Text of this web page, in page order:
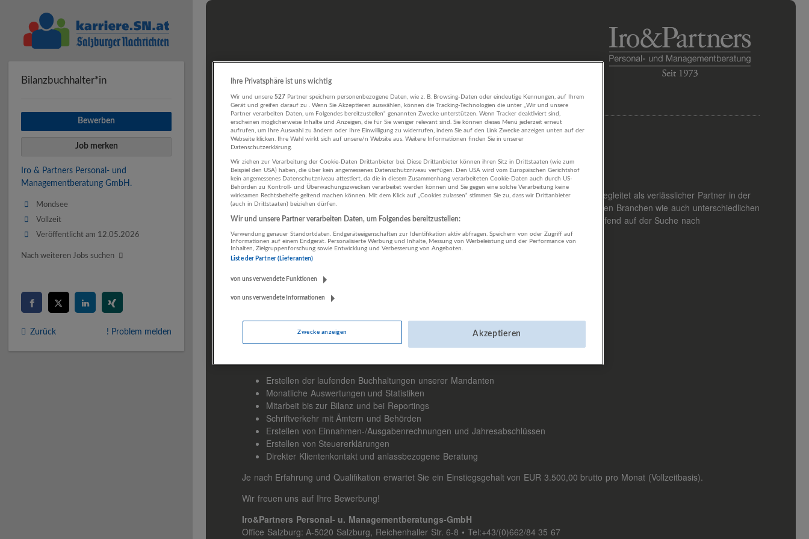
Bilanzbuchhalter*in
Bewerben
Job merken
Iro & Partners Personal- und
Managementberatung GmbH.
Mondsee
Vollzeit
Veröffentlicht am 12.05.2026
Nach weiteren Jobs suchen
Zurück ! Problem melden
Ihre Privatsphäre ist uns wichtig
Wir und unsere527 Partner speichern personenbezogene Daten, wie z. B. Browsing-Daten oder eindeutige Kennungen, auf Ihrem
Gerät und greifen darauf zu . Wenn Sie Akzeptieren auswählen, können die Tracking-Technologien die unter „Wir und unsere
Partner verarbeiten Daten, um Folgendes bereitzustellen“ genannten Zwecke unterstützen. Wenn Tracker deaktiviert sind,
erscheinen möglicherweise Inhalte und Anzeigen, die für Sie weniger relevant sind. Sie können dieses Menü jederzeit erneut
aufrufen, um Ihre Auswahl zu ändern oder Ihre Einwilligung zu widerrufen, indem Sie auf den Link Zwecke anzeigen unten auf der
Webseite klicken. Ihre Wahl wirkt sich auf unsere/n Website aus. Weitere Informationen finden Sie in unserer
Datenschutzerklärung.
Wir ziehen zur Verarbeitung der Cookie-Daten Drittanbieter bei. Diese Drittanbieter können ihren Sitz in Drittstaaten (wie zum
Beispiel den USA) haben, die über kein angemessenes Datenschutzniveau verfügen. Den USA wird vom Europäischen Gerichtshof
kein angemessenes Datenschutzniveau attestiert, da die in diesem Zusammenhang verarbeiteten Cookie-Daten auch durch US-
Behörden zu Kontroll- und Überwachungszwecken verarbeitet werden können und Sie gegen eine solche Verarbeitung keine
wirksamen Rechtsbehelfe geltend machen können. Mit dem Klick auf „Cookies zulassen“ stimmen Sie zu, dass wir Drittanbieter
(auch in Drittstaaten) beiziehen dürfen.
Wir und unsere Partner verarbeiten Daten, um Folgendes bereitzustellen:
Verwendung genauer Standortdaten. Endgeräteeigenschaften zur Identifikation aktiv abfragen. Speichern von oder Zugriff auf
Informationen auf einem Endgerät. Personalisierte Werbung und Inhalte, Messung von Werbeleistung und der Performance von
Inhalten, Zielgruppenforschung sowie Entwicklung und Verbesserung von Angeboten.
Liste der Partner (Lieferanten)
von uns verwendete Funktionen
von uns verwendete Informationen
Zwecke anzeigen Akzeptieren